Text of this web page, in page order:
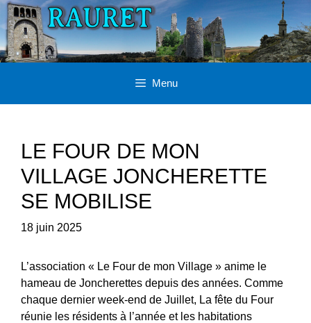
Aller
au
contenu
Menu
LE FOUR DE MON
VILLAGE JONCHERETTE
SE MOBILISE
18 juin 2025
L’association « Le Four de mon Village » anime le
hameau de Joncherettes depuis des années. Comme
chaque dernier week-end de Juillet, La fête du Four
réunie les résidents à l’année et les habitations